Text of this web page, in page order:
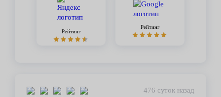
Рейтинг
Рейтинг
476 суток назад